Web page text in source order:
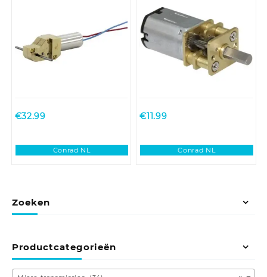
€32.99
Conrad NL
€11.99
Conrad NL
Zoeken
Productcategorieën